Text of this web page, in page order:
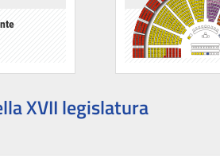
XVII legislatura